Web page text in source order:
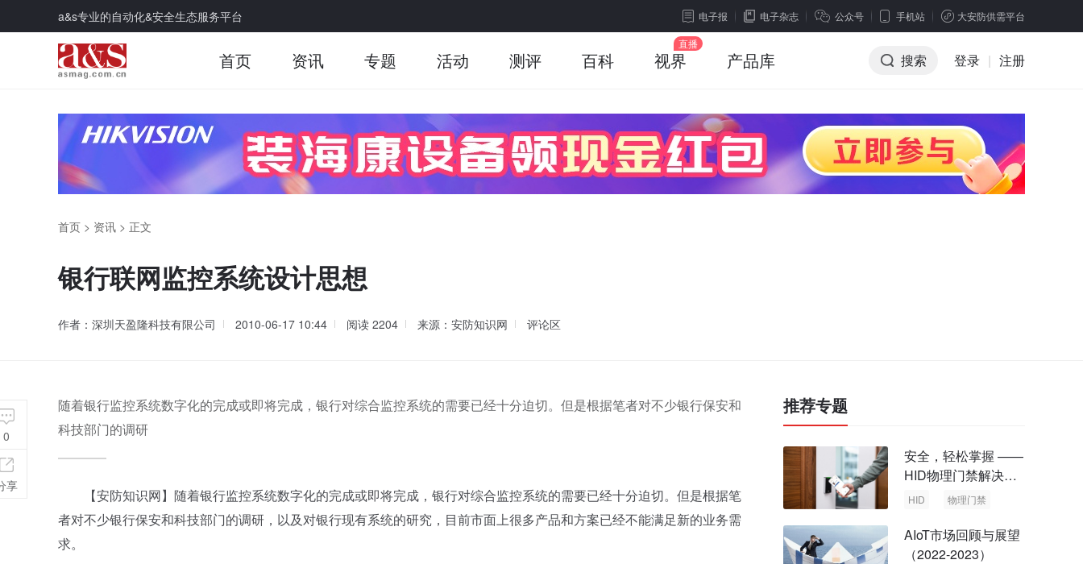
a&s专业的自动化&安全生态服务平台 电子报 电子杂志 公众号 手机站 大安防供需平台
首页 资讯 专题 活动 测评 百科 视界 产品库 搜索 登录 | 注册
首页 > 资讯 > 正文
银行联网监控系统设计思想
作者：深圳天盈隆科技有限公司 2010-06-17 10:44 阅读 2204 来源：安防知识网 评论区
随着银行监控系统数字化的完成或即将完成，银行对综合监控系统的需要已经十分迫切。但是根据笔者对不少银行保安和
科技部门的调研
【安防知识网】随着银行监控系统数字化的完成或即将完成，银行对综合监控系统的需要已经十分迫切。但是根据笔
者对不少银行保安和科技部门的调研，以及对银行现有系统的研究，目前市面上很多产品和方案已经不能满足新的业务需
求。
0
享
推荐专题
安全，轻松掌握 ——
HID物理门禁解决方
案，启动智慧安全新
HID 物理门禁
AIoT市场回顾与展望
（2022-2023）